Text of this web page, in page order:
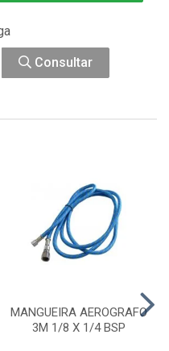
Consultar
MANGUEIRA AEROGRAFO
3M 1/8 X 1/4 BSP